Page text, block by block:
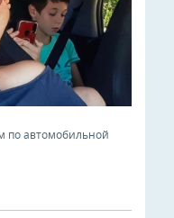
по автомобильной